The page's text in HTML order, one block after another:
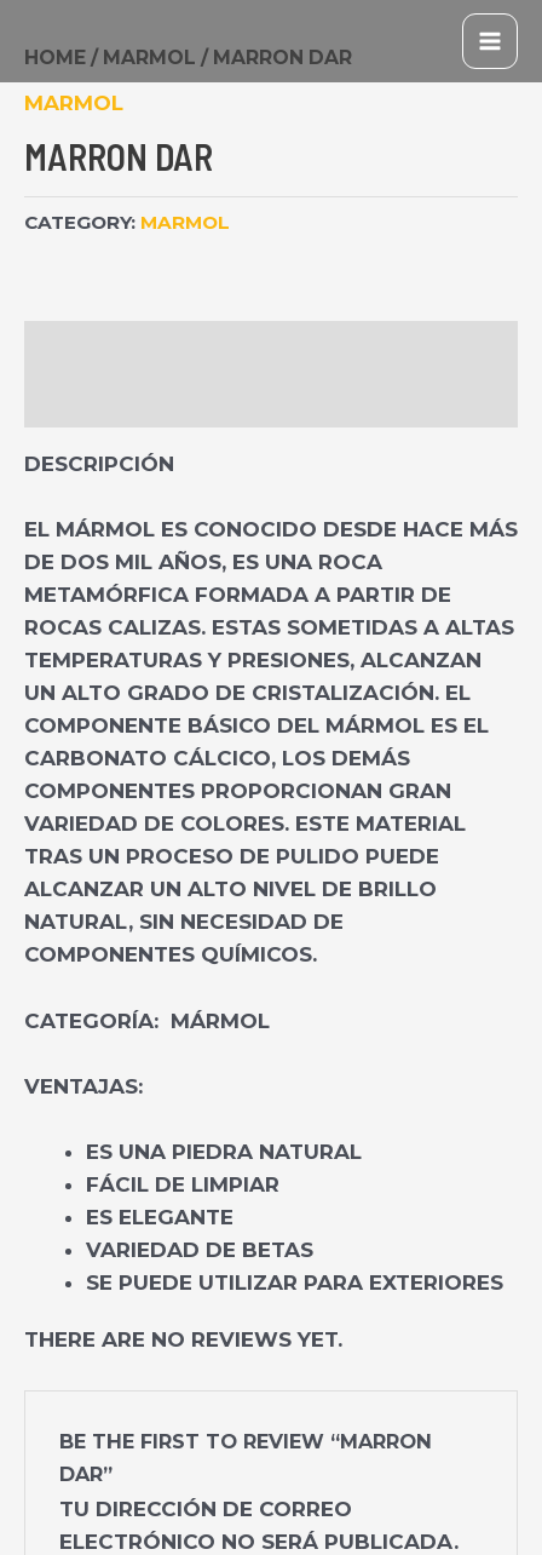
AL
CONTENIDO
HOME / MARMOL / MARRON DAR
MARMOL
MARRON DAR
CATEGORY: MARMOL
DESCRIPCIÓN
EL MÁRMOL ES CONOCIDO DESDE HACE MÁS
DE DOS MIL AÑOS, ES UNA ROCA
METAMÓRFICA FORMADA A PARTIR DE
ROCAS CALIZAS. ESTAS SOMETIDAS A ALTAS
TEMPERATURAS Y PRESIONES, ALCANZAN
UN ALTO GRADO DE CRISTALIZACIÓN. EL
COMPONENTE BÁSICO DEL MÁRMOL ES EL
CARBONATO CÁLCICO, LOS DEMÁS
COMPONENTES PROPORCIONAN GRAN
VARIEDAD DE COLORES. ESTE MATERIAL
TRAS UN PROCESO DE PULIDO PUEDE
ALCANZAR UN ALTO NIVEL DE BRILLO
NATURAL, SIN NECESIDAD DE
COMPONENTES QUÍMICOS.
CATEGORÍA: MÁRMOL
VENTAJAS:
ES UNA PIEDRA NATURAL
FÁCIL DE LIMPIAR
ES ELEGANTE
VARIEDAD DE BETAS
SE PUEDE UTILIZAR PARA EXTERIORES
THERE ARE NO REVIEWS YET.
BE THE FIRST TO REVIEW “MARRON
DAR”
TU DIRECCIÓN DE CORREO
ELECTRÓNICO NO SERÁ PUBLICADA.